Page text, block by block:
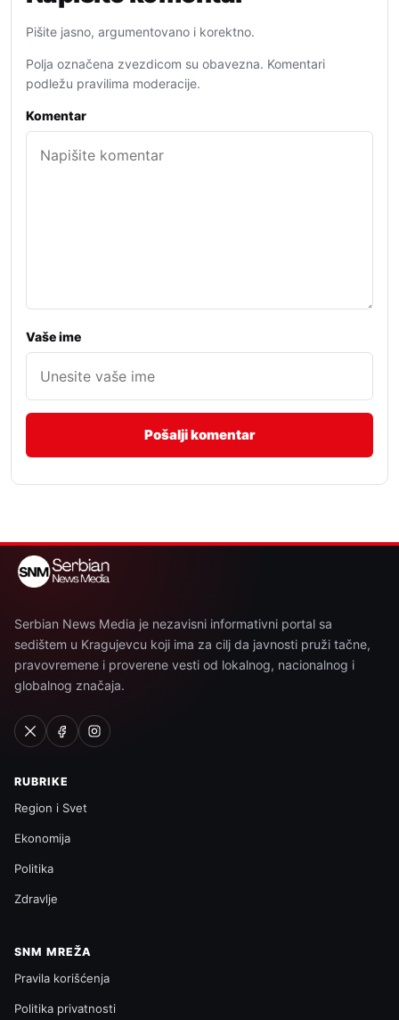
Pišite jasno, argumentovano i korektno.
Polja označena zvezdicom su obavezna. Komentari
podležu pravilima moderacije.
Komentar
Vaše ime
Serbian News Media je nezavisni informativni portal sa
sedištem u Kragujevcu koji ima za cilj da javnosti pruži tačne,
pravovremene i proverene vesti od lokalnog, nacionalnog i
globalnog značaja.
RUBRIKE
Region i Svet
Ekonomija
Politika
Zdravlje
SNM MREŽA
Pravila korišćenja
Politika privatnosti